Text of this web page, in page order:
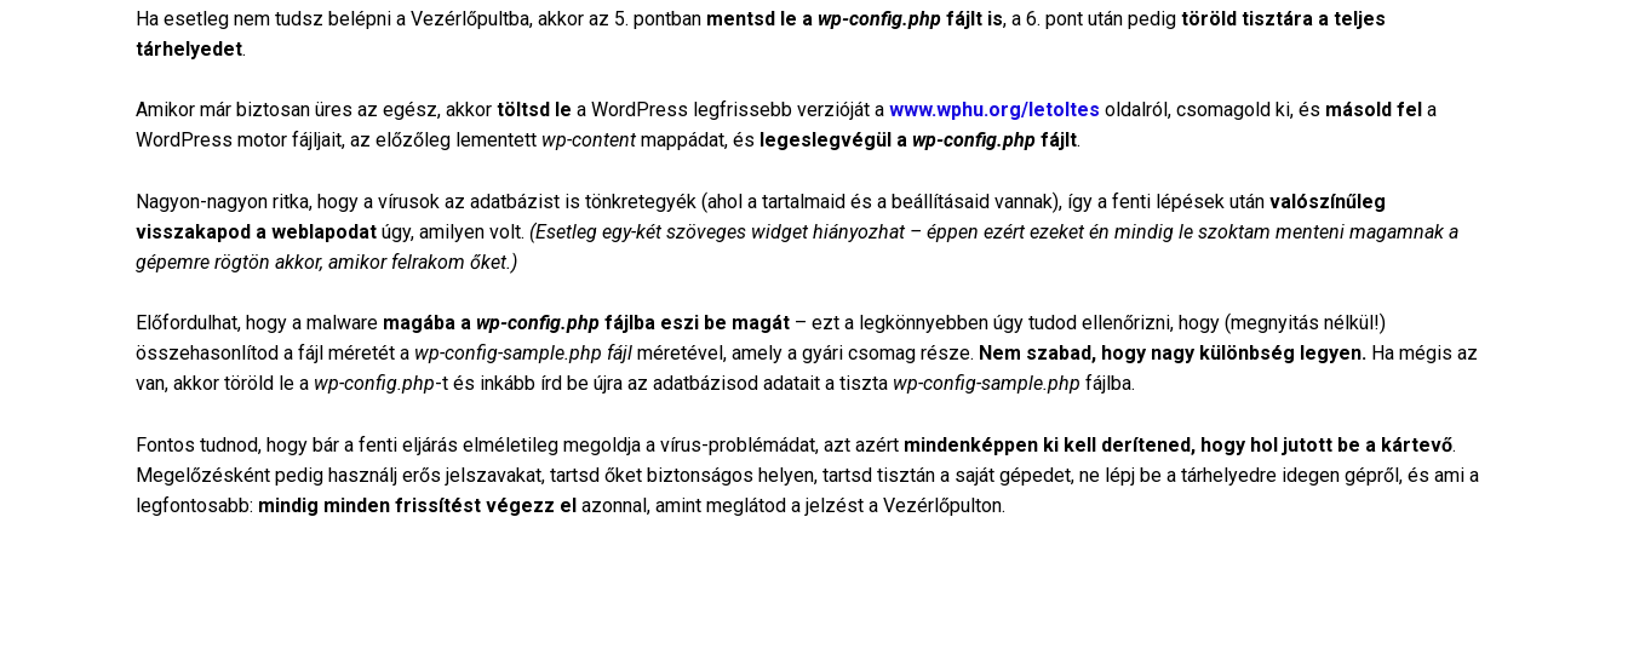
Ha esetleg nem tudsz belépni a Vezérlőpultba, akkor az 5. pontban mentsd le a wp-config.php fájlt is, a 6. pont után pedig töröld tisztára a teljes
tárhelyedet.
Amikor már biztosan üres az egész, akkor töltsd le a WordPress legfrissebb verzióját a www.wphu.org/letoltes oldalról, csomagold ki, és másold fel a
WordPress motor fájljait, az előzőleg lementett wp-content mappádat, és legeslegvégül a wp-config.php fájlt.
Nagyon-nagyon ritka, hogy a vírusok az adatbázist is tönkretegyék (ahol a tartalmaid és a beállításaid vannak), így a fenti lépések után valószínűleg
visszakapod a weblapodat úgy, amilyen volt. (Esetleg egy-két szöveges widget hiányozhat – éppen ezért ezeket én mindig le szoktam menteni magamnak a
gépemre rögtön akkor, amikor felrakom őket.)
Előfordulhat, hogy a malware magába a wp-config.php fájlba eszi be magát – ezt a legkönnyebben úgy tudod ellenőrizni, hogy (megnyitás nélkül!)
összehasonlítod a fájl méretét a wp-config-sample.php fájl méretével, amely a gyári csomag része. Nem szabad, hogy nagy különbség legyen. Ha mégis az
van, akkor töröld le a wp-config.php-t és inkább írd be újra az adatbázisod adatait a tiszta wp-config-sample.php fájlba.
Fontos tudnod, hogy bár a fenti eljárás elméletileg megoldja a vírus-problémádat, azt azért mindenképpen ki kell derítened, hogy hol jutott be a kártevő.
Megelőzésként pedig használj erős jelszavakat, tartsd őket biztonságos helyen, tartsd tisztán a saját gépedet, ne lépj be a tárhelyedre idegen gépről, és ami a
legfontosabb: mindig minden frissítést végezz el azonnal, amint meglátod a jelzést a Vezérlőpulton.